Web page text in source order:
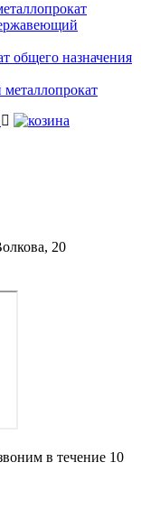
общего назначения
20
в течение 10